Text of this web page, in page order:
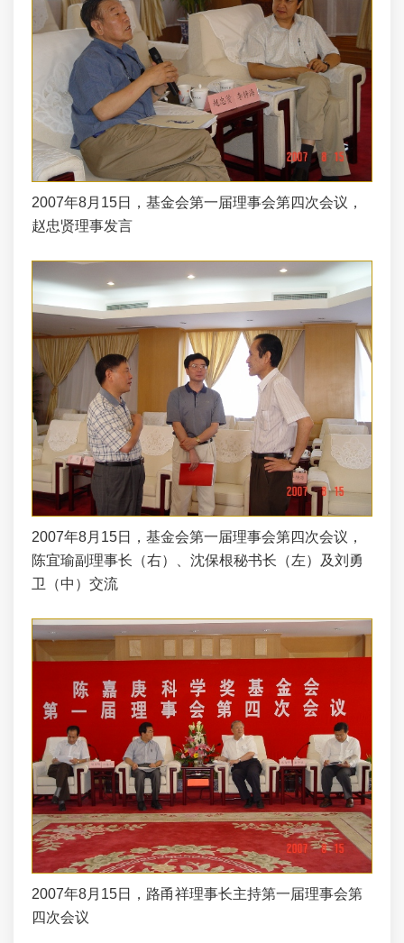
2007年8月15日，基金会第一届理事会第四次会议，
赵忠贤理事发言
2007年8月15日，基金会第一届理事会第四次会议，
陈宜瑜副理事长（右）、沈保根秘书长（左）及刘勇
卫（中）交流
2007年8月15日，路甬祥理事长主持第一届理事会第
四次会议